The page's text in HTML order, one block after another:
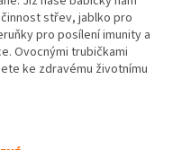
střev, jablko pro
pro posílení imunity a
Ovocnými trubičkami
ke zdravému životnímu